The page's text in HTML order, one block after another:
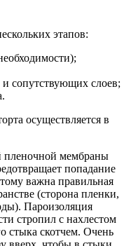
этапов:
сопутствующих слоев;
осуществляется в
пленочной мембраны
попадание
важна правильная
(сторона пленки,
Пароизоляция
стропил с нахлестом
стыка скотчем. Очень